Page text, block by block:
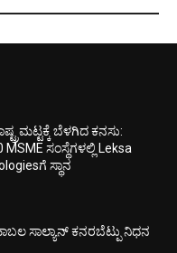
ಬೆಳಗಿದ ಕನಸು:
ಸಂಸ್ಥೆಗಳಲ್ಲಿ Leksa
ಸ್ಥಾನ
ಸಾಲ್ಯಾನ್ ಕನರಬೆಟ್ಪು ನಿಧನ